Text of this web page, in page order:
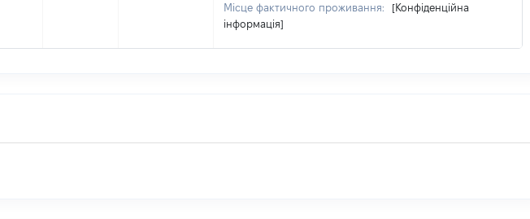
Місце фактичного проживання:
[Конфіденційна
інформація]